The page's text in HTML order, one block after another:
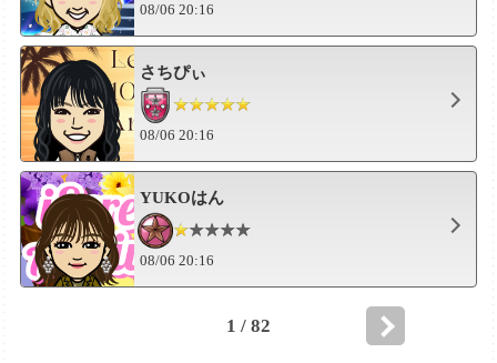
08/06 20:16
さちぴぃ
08/06 20:16
YUKOはん
08/06 20:16
1 / 82